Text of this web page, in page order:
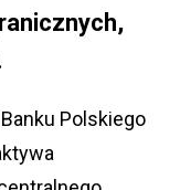
Polskiego